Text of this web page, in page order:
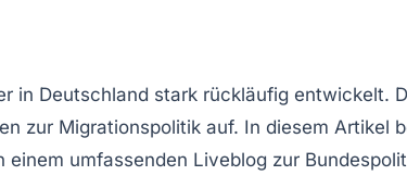
in Deutschland stark rückläufig entwickelt.
zur Migrationspolitik auf. In diesem Artikel
umfassenden Liveblog zur